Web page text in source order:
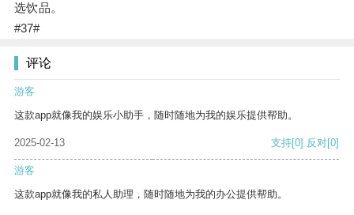
选饮品。
#37#
评论
游客
这款app就像我的娱乐小助手，随时随地为我的娱乐提供帮助。
2025-02-13 支持[0] 反对[0]
游客
这款app就像我的私人助理，随时随地为我的办公提供帮助。